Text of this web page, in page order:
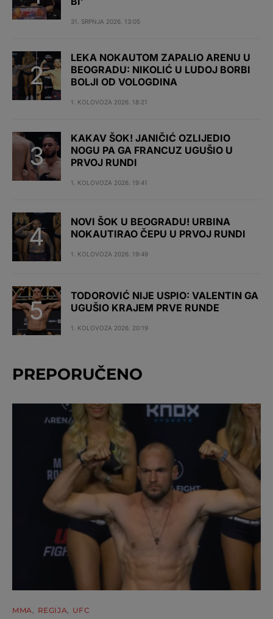
31. SRPNJA 2026. 13:05
LEKA NOKAUTOM ZAPALIO ARENU U
BEOGRADU: NIKOLIĆ U LUDOJ BORBI
BOLJI OD VOLOGDINA
1. KOLOVOZA 2026. 18:21
KAKAV ŠOK! JANIČIĆ OZLIJEDIO
NOGU PA GA FRANCUZ UGUŠIO U
PRVOJ RUNDI
1. KOLOVOZA 2026. 19:41
NOVI ŠOK U BEOGRADU! URBINA
NOKAUTIRAO ČEPU U PRVOJ RUNDI
1. KOLOVOZA 2026. 19:49
TODOROVIĆ NIJE USPIO: VALENTIN GA
UGUŠIO KRAJEM PRVE RUNDE
1. KOLOVOZA 2026. 20:19
PREPORUČENO
MMA REGIJA UFC